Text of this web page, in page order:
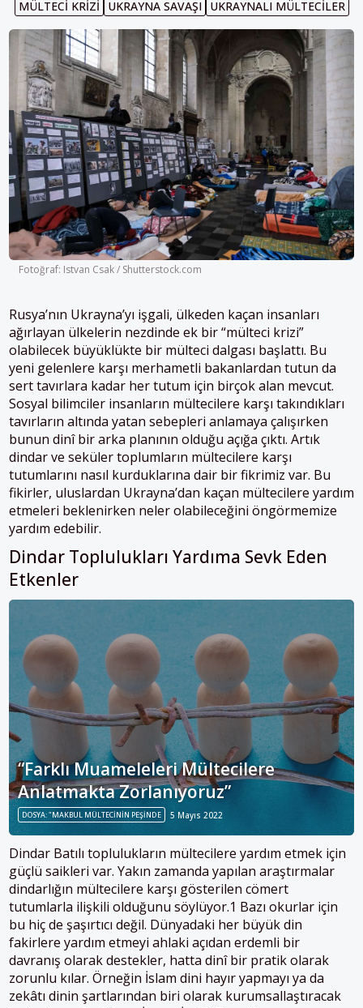
MÜLTECI KRIZI
UKRAYNA SAVAŞI UKRAYNALI MÜLTECILER
Fotoğraf: Istvan Csak / Shutterstock.com
Rusya’nın Ukrayna’yı işgali, ülkeden kaçan insanları
ağırlayan ülkelerin nezdinde ek bir “mülteci krizi”
olabilecek büyüklükte bir mülteci dalgası başlattı. Bu
yeni gelenlere karşı merhametli bakanlardan tutun da
sert tavırlara kadar her tutum için birçok alan mevcut.
Sosyal bilimciler insanların mültecilere karşı takındıkları
tavırların altında yatan sebepleri anlamaya çalışırken
bunun dinî bir arka planının olduğu açığa çıktı. Artık
dindar ve seküler toplumların mültecilere karşı
tutumlarını nasıl kurduklarına dair bir fikrimiz var. Bu
fikirler, uluslardan Ukrayna’dan kaçan mültecilere yardım
etmeleri beklenirken neler olabileceğini öngörmemize
yardım edebilir.
Dindar Toplulukları Yardıma Sevk Eden
Etkenler
“Farklı Muameleleri Mültecilere
Anlatmakta Zorlanıyoruz”
DOSYA: "MAKBUL MÜLTECININ PEŞINDE 5 Mayıs 2022
Dindar Batılı toplulukların mültecilere yardım etmek için
güçlü saikleri var. Yakın zamanda yapılan araştırmalar
dindarlığın mültecilere karşı gösterilen cömert
tutumlarla ilişkili olduğunu söylüyor.1 Bazı okurlar için
bu hiç de şaşırtıcı değil. Dünyadaki her büyük din
fakirlere yardım etmeyi ahlaki açıdan erdemli bir
davranış olarak destekler, hatta dinî bir pratik olarak
zorunlu kılar. Örneğin İslam dini hayır yapmayı ya da
zekâtı dinin şartlarından biri olarak kurumsallaştıracak